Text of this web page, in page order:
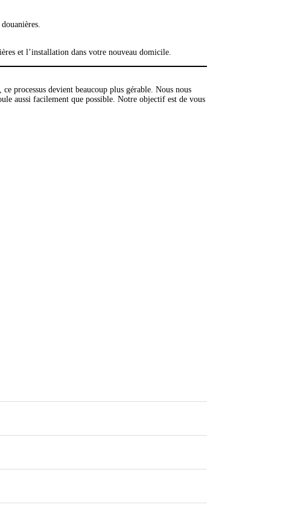
et l’installation dans votre nouveau domicile.
processus devient beaucoup plus gérable. Nous nous
aussi facilement que possible. Notre objectif est de vous